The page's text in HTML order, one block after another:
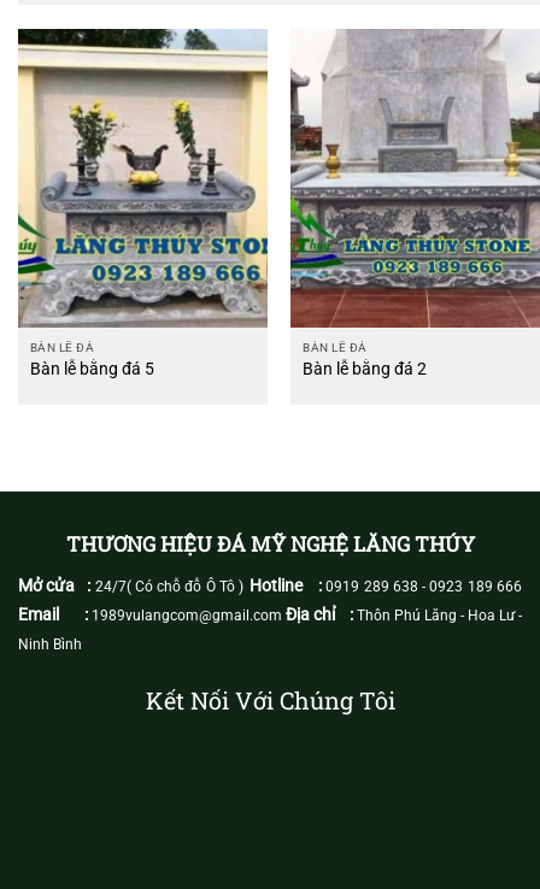
BÀN LỄ ĐÁ
Bàn lễ bằng đá 5
BÀN LỄ ĐÁ
Bàn lễ bằng đá 2
THƯƠNG HIỆU ĐÁ MỸ NGHỆ LĂNG THÚY
Mở cửa : 24/7( Có chỗ đỗ Ô Tô ) Hotline : 0919 289 638 -0923 189 666
Email : 1989vulangcom@gmail.com Địa chỉ : Thôn Phú Lăng - Hoa Lư -
Ninh Bình
Kết Nối Với Chúng Tôi